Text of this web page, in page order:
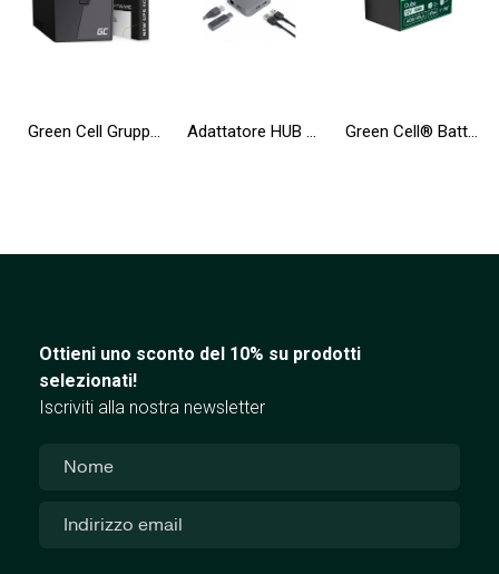
Green Cell Gruppo di continuità UPS 600VA 360W con display LCD + Nuova App Adattatore HUB USB-C Green Cell 6 in 1 (3xUSB 3.0 HDMI 4K Ethernet) per Apple MacBook Pro, Air, Asus, Dell XPS, HP, Lenovo X1 Green Cell® Batteria AGM 12V 12Ah accumulatore sigillata giocattoli per bambini Installazioni di allarme
Ottieni uno sconto del 10% su prodotti
selezionati!
Iscriviti alla nostra newsletter